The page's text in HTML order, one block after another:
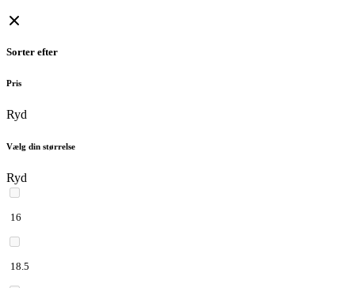
Sorter efter
Pris
Ryd
Vælg din størrelse
Ryd
16
18.5